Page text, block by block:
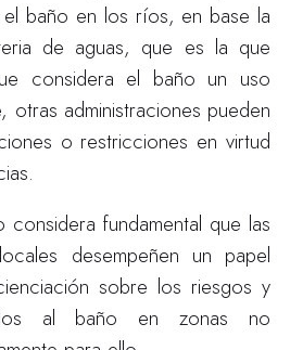
baño en los ríos, en base la
de aguas, que es la que
considera el baño un uso
otras administraciones pueden
o restricciones en virtud
fundamental que las
desempeñen un papel
sobre los riesgos y
al baño en zonas no